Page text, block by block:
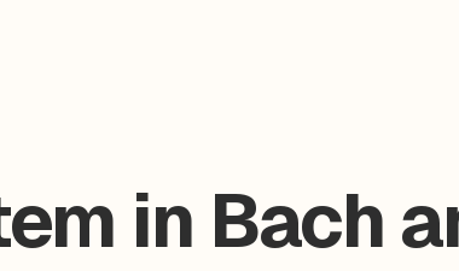
in Bach